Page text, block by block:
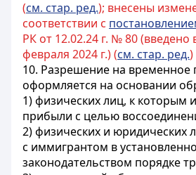
(см. стар. ред.); внесены
соответствии с
РК от 12.02.24 г. № 80 (введено
февраля 2024 г.) (см. стар. ред.)
10. Разрешение на
оформляется на основании
1) физических лиц, к которым
прибыли с целью
2) физических и юридических
с иммигрантом в
законодательством порядке